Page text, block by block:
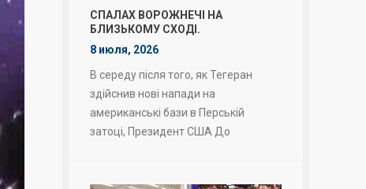
СПАЛАХ ВОРОЖНЕЧІ НА
БЛИЗЬКОМУ СХОДІ.
8 июля, 2026
В середу після того, як Тегеран
здійснив нові напади на
американські бази в Перській
затоці, Президент США До